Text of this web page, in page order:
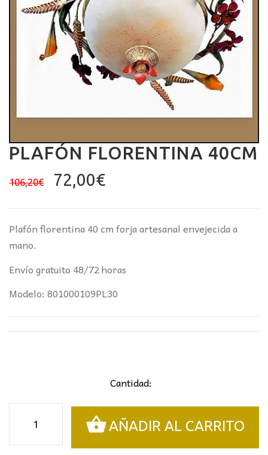
PLAFÓN FLORENTINA 40CM
106,20€
El
original
era:
72,00€El
actual
es:
Plafón florentina 40 cm forja artesanal envejecida a
mano.
Envío gratuito 48/72 horas
Modelo: 801000109PL30
Cantidad:
florentina
40cm
AÑADIR AL CARRITO